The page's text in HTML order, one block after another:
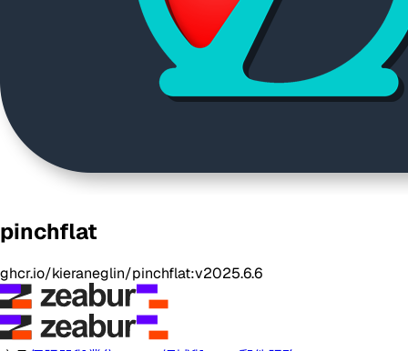
pinchflat
ghcr.io/kieraneglin/pinchflat:v2025.6.6